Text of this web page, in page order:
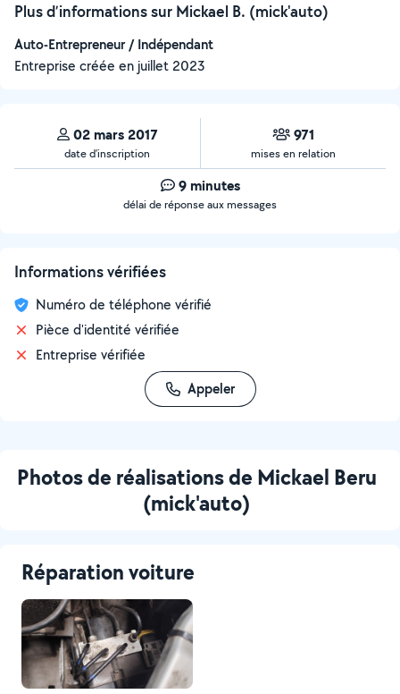
Plus d’informations sur Mickael B. (mick'auto)
Auto-Entrepreneur / Indépendant
Entreprise créée en juillet 2023
02 mars 2017
date d’inscription
971
mises en relation
9 minutes
délai de réponse aux messages
Informations vérifiées
Numéro de téléphone vérifié
Pièce d'identité vérifiée
Entreprise vérifiée
Appeler
Photos de réalisations de Mickael Beru
(mick'auto)
Réparation voiture